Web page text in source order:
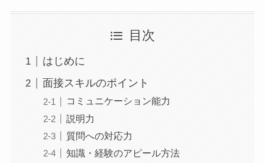
目次
はじめに
面接スキルのポイント
コミュニケーション能力
説明力
質問への対応力
知識・経験のアピール方法